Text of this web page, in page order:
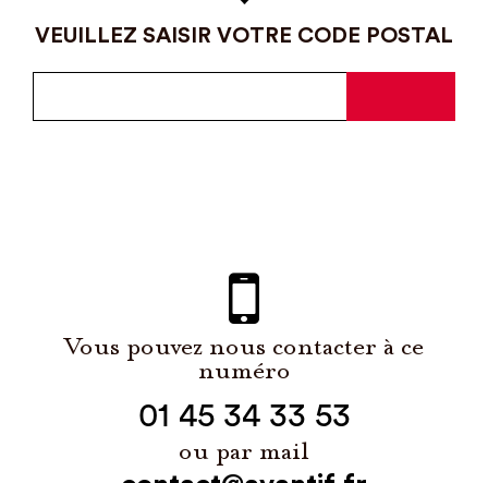
VEUILLEZ SAISIR VOTRE CODE POSTAL
Vous pouvez nous contacter à ce
numéro
01 45 34 33 53
ou par mail